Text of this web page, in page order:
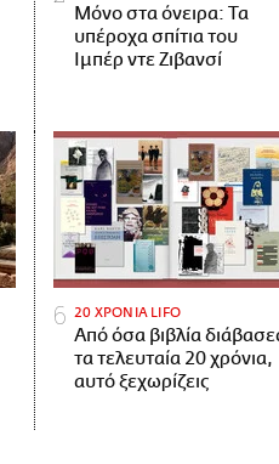
Μόνο στα όνειρα: Τα
υπέροχα σπίτια του
Ιμπέρ ντε Ζιβανσί
20 ΧΡΟΝΙΑ LIFO
Από όσα βιβλία
τα τελευταία 20 χρόνια,
αυτό ξεχωρίζεις